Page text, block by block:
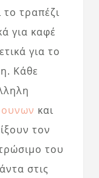
το τραπέζι
για καφέ
για το
Κάθε
και
τον
του
στις